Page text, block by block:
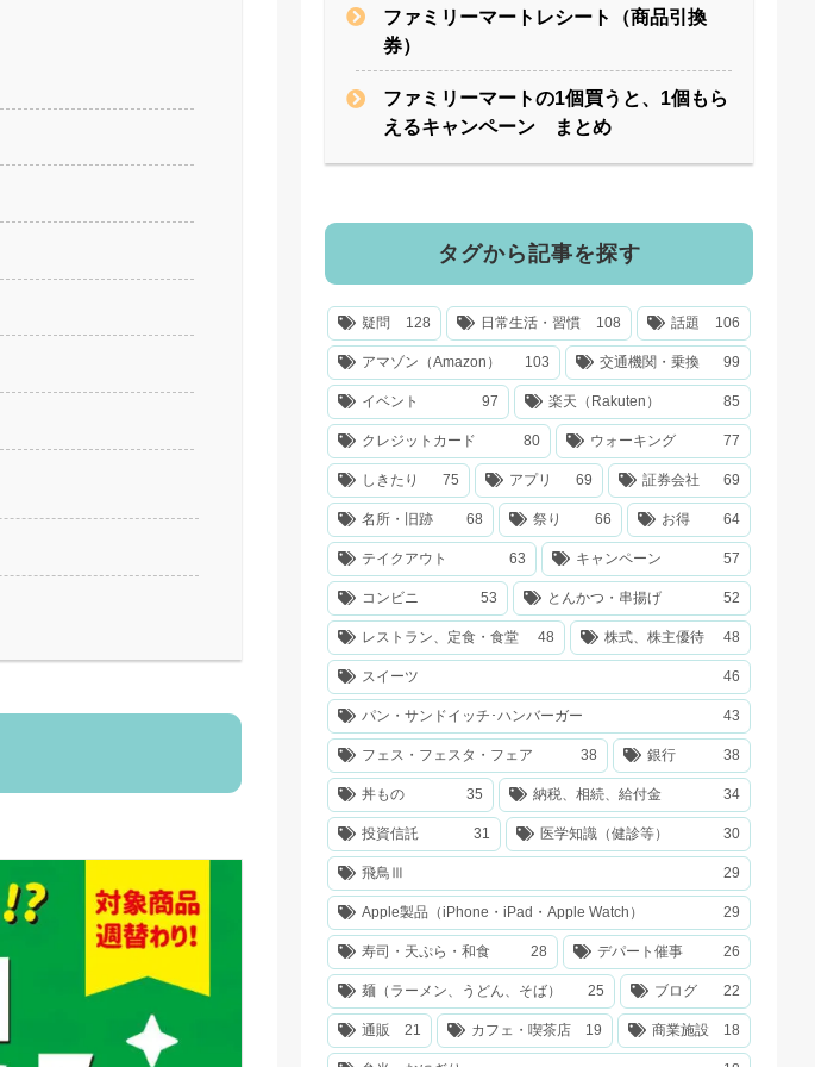
ファミリーマートレシート（商品引換
券）
ファミリーマートの1個買うと、1個もら
えるキャンペーン まとめ
タグから記事を探す
疑問 128 日常生活・習慣 108 話題 106
アマゾン（Amazon） 103 交通機関・乗換 99
イベント 97 楽天（Rakuten） 85
クレジットカード 80 ウォーキング 77
しきたり 75 アプリ 69 証券会社 69
名所・旧跡 68 祭り 66 お得 64
テイクアウト 63 キャンペーン 57
コンビニ 53 とんかつ・串揚げ 52
レストラン、定食・食堂 48 株式、株主優待 48
スイーツ 46
パン・サンドイッチ･ハンバーガー 43
フェス・フェスタ・フェア 38 銀行 38
丼もの 35 納税、相続、給付金 34
投資信託 31 医学知識（健診等） 30
飛鳥Ⅲ 29
Apple製品（iPhone・iPad・Apple Watch） 29
寿司・天ぷら・和食 28 デパート催事 26
麺（ラーメン、うどん、そば） 25 ブログ 22
通販 21 カフェ・喫茶店 19 商業施設 18